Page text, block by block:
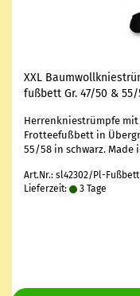
XXL
fuß­bett Gr. 47/50 &
Her­ren­knie­strümp­fe
Frot­tee­fuß­bett in
55/58 in schwarz. Made
Art.Nr.: sl42302/Pl-Fußbett
Lieferzeit:
3 Tage